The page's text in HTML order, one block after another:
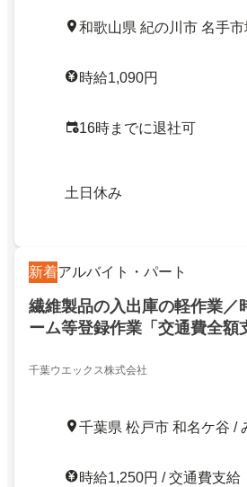
和歌山県 紀の川市 名手
時給1,090円
16時までに退社可
土日休み
新着アルバイト・パート
繊維製品の入出庫の軽作業／
ーム等登録作業「交通費全額
千葉ウエックス株式会社
千葉県 松戸市 和名ケ谷 /
時給1,250円 / 交通費支給